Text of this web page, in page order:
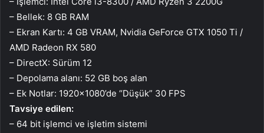
– Bellek: 8 GB RAM
– Ekran Kartı: 4 GB VRAM, Nvidia GeForce GTX 1050 Ti /
AMD Radeon RX 580
– DirectX: Sürüm 12
– Depolama alanı: 52 GB boş alan
– Ek Notlar: 1920×1080’de “Düşük” 30 FPS
Tavsiye edilen:
– 64 bit işlemci ve işletim sistemi